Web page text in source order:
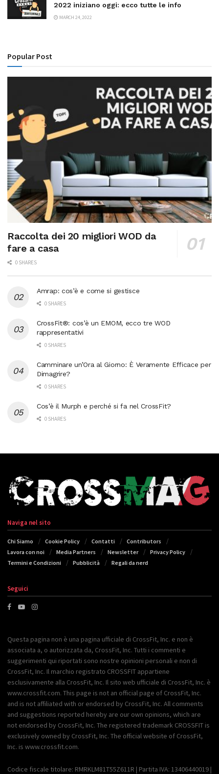
2022 iniziano oggi: ecco tutte le info
MARCH 24, 2022
Popular Post
Raccolta dei 20 migliori WOD da
fare a casa
0 SHARES
Amrap: cos’è e come si gestisce
0 SHARES
CrossFit®: cos’è un EMOM, ecco tre WOD
rappresentativi
0 SHARES
Camminare un’Ora al Giorno: È Veramente Efficace per
Dimagrire?
0 SHARES
Cos’è il Murph e perché si fa nel CrossFit?
0 SHARES
Naviga nel sito
Chi Siamo Cookie Policy Contatti
Contributors
Lavora con noi
Media Partners Newsletter
Privacy Policy
Termini e Condizioni
Pubblicità Regali da nerd
Seguici
Questa pagina non è una pagina ufficiale di CrossFit, Inc. e non è
associata a, o autorizzata da, CrossFit, Inc. Tutti i commenti e
suggerimenti qui riportati sono nostre opinioni personali e non di
CrossFit, Inc. Il marchio registrato CROSSFIT appartiene
esclusivamente alla CrossFit, Inc. Il sito web ufficiale di CrossFit, Inc. è
www.crossfit.com. This page is not an official page of CrossFit, Inc.
and is not affiliated with or endorsed by CrossFit, Inc. All comments
and suggestions reported hereby are our own opinions, which are
not endorsed by CrossFit, Inc. The registered trademark CROSSFIT is
exclusively owned by CrossFit, Inc. The official website of CrossFit,
Inc. is www.crossfit.com.
Codice fiscale titolare: RMRKLM81T55Z611R | Partita IVA: 13406440019 |